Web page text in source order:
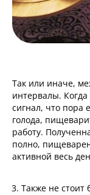
Так или иначе,
интервалы. Когда
сигнал, что пора
голода,
работу.
полно,
активной весь
Также не стоит